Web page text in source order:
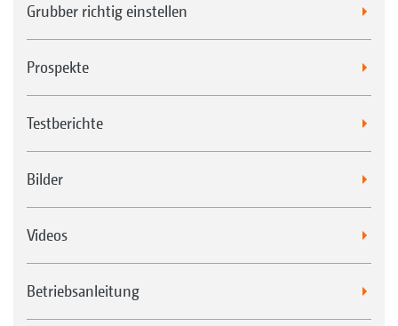
Grubber richtig einstellen
Prospekte
Testberichte
Bilder
Videos
Betriebsanleitung